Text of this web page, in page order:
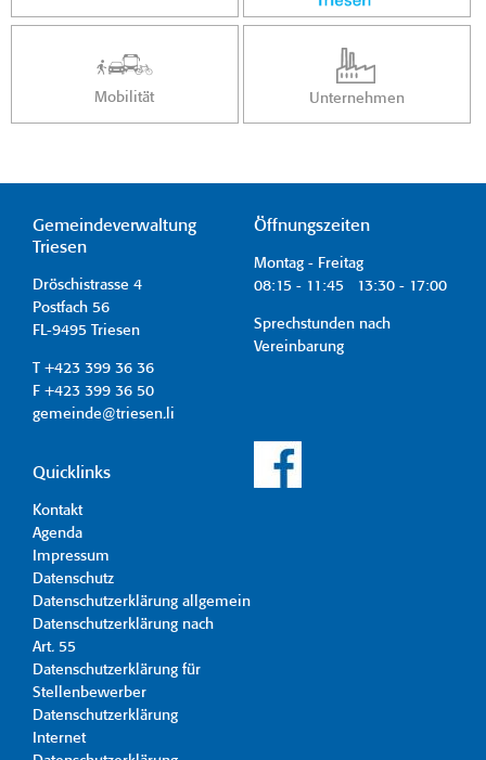
Mobilität Unternehmen
Gemeindeverwaltung
Triesen
Dröschistrasse 4
Postfach 56
FL-9495 Triesen
T +423 399 36 36
F +423 399 36 50
gemeinde@triesen.li
Öffnungszeiten
Montag - Freitag
08:15 - 11:45 13:30 - 17:00
Sprechstunden nach
Vereinbarung
Quicklinks
Kontakt
Agenda
Impressum
Datenschutz
Datenschutzerklärung allgemein
Datenschutzerklärung nach
Art. 55
Datenschutzerklärung für
Stellenbewerber
Datenschutzerklärung
Internet